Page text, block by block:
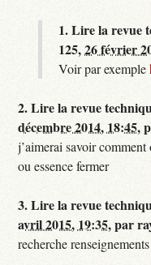
1.Lire la revue
125,26 février
Voir par exemple
2.Lire la revue
décembre 2014, 18:45,
j’aimerai savoir comment
ou essence fermer
3.Lire la revue
avril 2015, 19:35,par
recherche